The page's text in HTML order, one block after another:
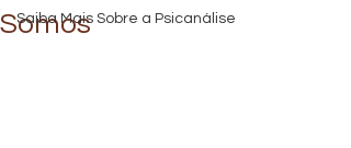
Saiba Mais Sobre a Psicanálise
Somos